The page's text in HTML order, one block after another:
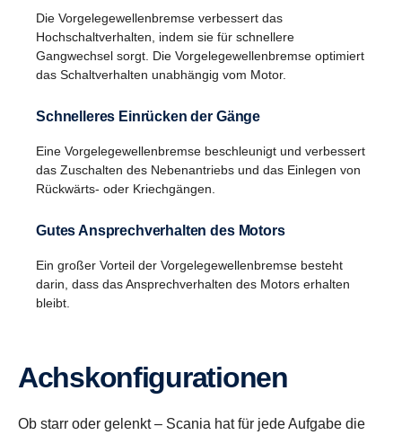
Im Zuge des neuen Scania Opticruise Getriebes
wird ein Nebenantriebsprogramm mit neun
verschiedenen Leistungsstufen eingeführt. Mehr
Drehmoment und eine längere Übersetzung
Ein höheres Übersetzungsverhältnis ermöglicht
niedrigere Motordrehzahlen und führt zu
niedrigeren Geräuschpegeln sowie reduziertem
Kraftstoffverbrauch.
V8-Motoren mit bis zu 660 PS sowie für die
leistungsstarken 13-Liter-Motoren mit 500 und 540 PS
Die Vorgelegewellenbremse verbessert das
Hochschaltverhalten, indem sie für schnellere
Gangwechsel sorgt. Die Vorgelegewellenbremse optimiert
das Schaltverhalten unabhängig vom Motor.
Schnelleres Einrücken der Gänge
Eine Vorgelegewellenbremse beschleunigt und verbessert
das Zuschalten des Nebenantriebs und das Einlegen von
Rückwärts- oder Kriechgängen.
Gutes Ansprechverhalten des Motors
Ein großer Vorteil der Vorgelegewellenbremse besteht
darin, dass das Ansprechverhalten des Motors erhalten
bleibt.
Achskon­fig­u­ra­tionen
Ob starr oder gelenkt – Scania hat für jede Aufgabe die